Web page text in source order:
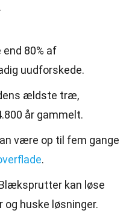
end 80% af
uudforskede.
ældste træ,
år gammelt.
være op til fem gange
.
kan løse
og huske løsninger.